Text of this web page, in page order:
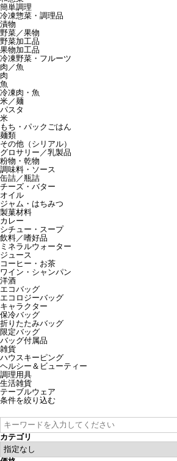
簡単調理
冷凍惣菜・調理品
漬物
野菜／果物
野菜加工品
果物加工品
冷凍野菜・フルーツ
肉／魚
肉
魚
冷凍肉・魚
米／麺
パスタ
米
もち・パックごはん
麺類
その他（シリアル）
グロサリー／乳製品
粉物・乾物
調味料・ソース
缶詰／瓶詰
チーズ・バター
オイル
ジャム・はちみつ
製菓材料
カレー
シチュー・スープ
飲料／嗜好品
ミネラルウォーター
ジュース
コーヒー・お茶
ワイン・シャンパン
洋酒
エコバッグ
エコロジーバッグ
キャラクター
保冷バッグ
折りたたみバッグ
限定バッグ
バッグ付属品
雑貨
ハウスキーピング
ヘルシー＆ビューティー
調理用具
生活雑貨
テーブルウェア
条件を絞り込む
カテゴリ